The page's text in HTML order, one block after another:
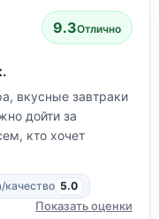
9.3Отлично
вкусные завтраки
дойти за
кто хочет
качество 5.0
Показать оценки